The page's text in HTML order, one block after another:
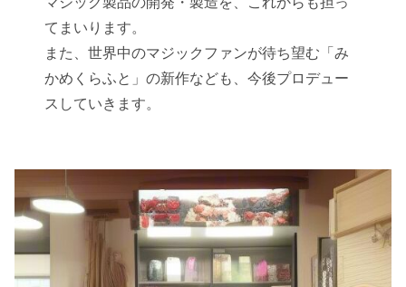
てまいります。
また、世界中のマジックファンが待ち望む「み
かめくらふと」の新作なども、今後プロデュー
スしていきます。